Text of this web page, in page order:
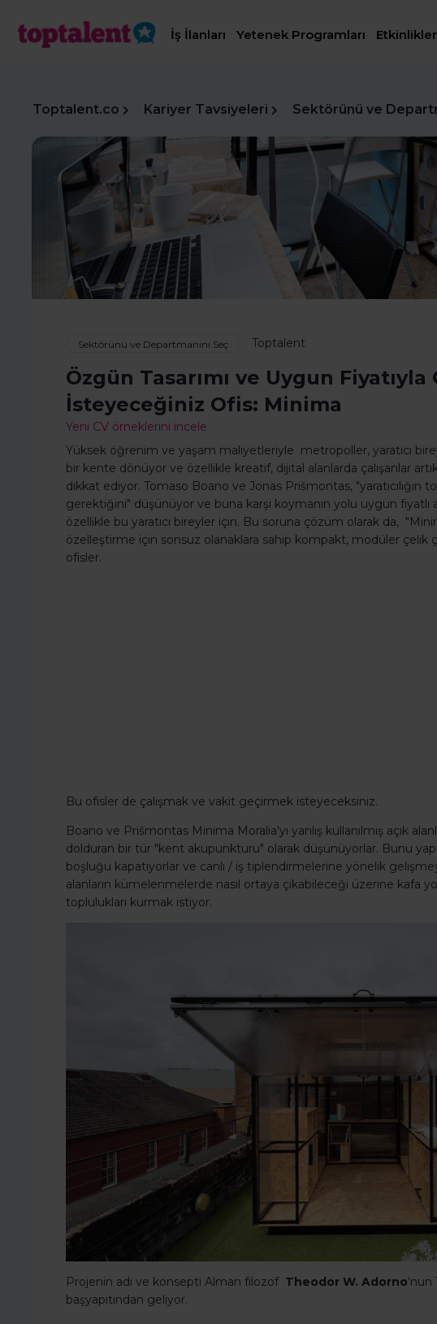
İş İlanları Yetenek Programları Etkinlikler
Toptalent.co Kariyer Tavsiyeleri Sektörünü ve
Sektörünü ve Departmanını Seç Toptalent
Özgün Tasarımı ve Uygun Fiyatıyla
İsteyeceğiniz Ofis: Minima
Yeni CV örneklerini incele
Yüksek öğrenim ve yaşam maliyetleriyle metropoller, yaratıcı
bir kente dönüyor ve özellikle kreatif, dijital alanlarda çalışanlar
dikkat ediyor. Tomaso Boano ve Jonas Prišmontas, "yaratıcılığın
gerektiğini" düşünüyor ve buna karşı koymanın yolu uygun
özellikle bu yaratıcı bireyler için. Bu soruna çözüm olarak da,
özelleştirme için sonsuz olanaklara sahip kompakt, modüler çelik
ofisler.
Bu ofisler de çalışmak ve vakit geçirmek isteyeceksiniz.
Boano ve Prišmontas Minima Moralia'yı yanlış kullanılmış açık
dolduran bir tür "kent akupunkturu" olarak düşünüyorlar. Bunu
boşluğu kapatıyorlar ve canlı / iş tiplendirmelerine yönelik
alanların kümelenmelerde nasıl ortaya çıkabileceği üzerine kafa
toplulukları kurmak istiyor.
Projenin adı ve konsepti Alman filozof Theodor W. Adorno‘nun
başyapıtından geliyor.